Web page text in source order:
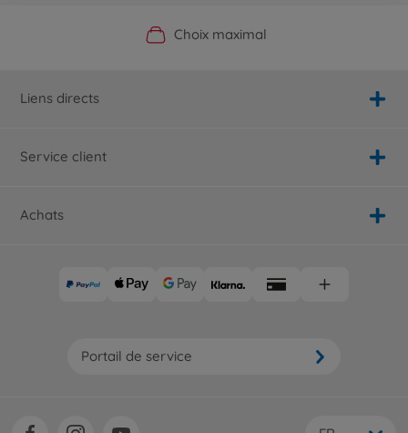
Boutique officielle du fabricant
Choix maximal
Service personnalisé
Livraison rapide
Liens directs
Service client
Achats
Portail de service